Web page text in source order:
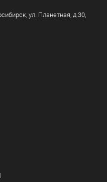
ул. Планетная, д.30,